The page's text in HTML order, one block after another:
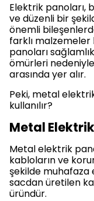
Elektrik panoları,
ve düzenli bir
önemli
farklı
panoları
ömürleri
arasında yer alır.
Peki, metal
kullanılır?
Metal
Metal elektrik
kabloların ve
şekilde muhafaza
sacdan üretilen
üründür.